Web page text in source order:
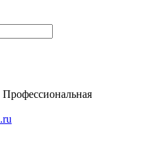
Профессиональная